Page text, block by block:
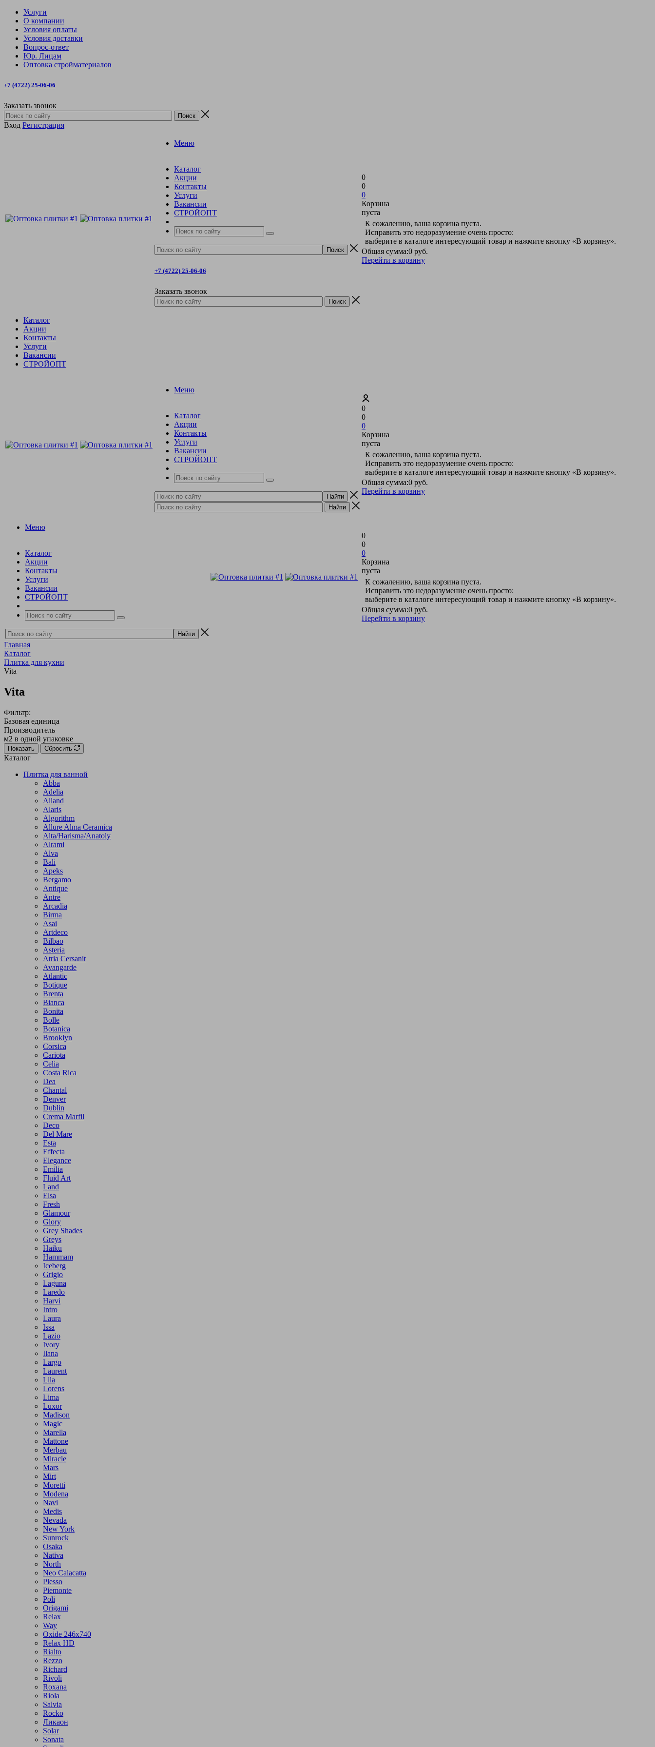
Услуги
О компании
Условия оплаты
Условия доставки
Вопрос-ответ
Юр. Лицам
Оптовка стройматериалов
+7 (4722) 25-06-06
Заказать звонок
Вход Регистрация
Меню
Каталог
Акции
Контакты
Услуги
Вакансии
СТРОЙОПТ
+7 (4722) 25-06-06
Заказать звонок
0
0
0
Корзина
пуста
К сожалению, ваша корзина пуста.
Исправить это недоразумение очень просто:
выберите в каталоге интересующий товар и нажмите кнопку «В корзину».
Общая сумма:0 руб.
Перейти в корзину
Каталог
Акции
Контакты
Услуги
Вакансии
СТРОЙОПТ
Меню
Каталог
Акции
Контакты
Услуги
Вакансии
СТРОЙОПТ
0
0
0
Корзина
пуста
К сожалению, ваша корзина пуста.
Исправить это недоразумение очень просто:
выберите в каталоге интересующий товар и нажмите кнопку «В корзину».
Общая сумма:0 руб.
Перейти в корзину
Меню
Каталог
Акции
Контакты
Услуги
Вакансии
СТРОЙОПТ
0
0
0
Корзина
пуста
К сожалению, ваша корзина пуста.
Исправить это недоразумение очень просто:
выберите в каталоге интересующий товар и нажмите кнопку «В корзину».
Общая сумма:0 руб.
Перейти в корзину
Главная
Каталог
Плитка для кухни
Vita
Vita
Фильтр:
Базовая единица
Производитель
м2 в одной упаковке
Показать Сбросить
Каталог
Плитка для ванной
Abba
Adelia
Ailand
Alaris
Algorithm
Allure Alma Ceramica
Alta/Harisma/Anatoly
Alrami
Alva
Bali
Apeks
Bergamo
Antique
Antre
Arcadia
Birma
Asai
Artdeco
Bilbao
Asteria
Atria Cersanit
Avangarde
Atlantic
Botique
Brenta
Bianca
Bonita
Bolle
Botanica
Brooklyn
Corsica
Cariota
Celia
Costa Rica
Dea
Chantal
Denver
Dublin
Crema Marfil
Deco
Del Mare
Esta
Effecta
Elegance
Emilia
Fluid Art
Land
Elsa
Fresh
Glamour
Glory
Grey Shades
Greys
Haiku
Hammam
Iceberg
Grigio
Laguna
Laredo
Harvi
Intro
Laura
Issa
Lazio
Ivory
Ilana
Largo
Laurent
Lila
Lorens
Lima
Luxor
Madison
Magic
Marella
Mattone
Merbau
Miracle
Mars
Mirt
Moretti
Modena
Navi
Medis
Nevada
New York
Sunrock
Osaka
Nativa
North
Neo Calacatta
Plesso
Piemonte
Poli
Origami
Relax
Way
Oxide 246x740
Relax HD
Rialto
Rezzo
Richard
Rivoli
Roxana
Riola
Salvia
Rocko
Ликаон
Solar
Sonata